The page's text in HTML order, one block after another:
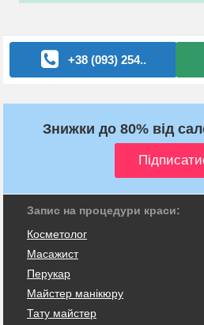
+38 (093) 254..
Знижки до 80% від
Запис на процедури краси:
Косметолог
Масажист
Перукар
Майстер манікюру
Тату майстер